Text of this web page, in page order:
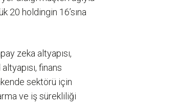
20 holdingin 16’sına
zeka altyapısı,
finans
sektörü için
ve iş sürekliliği